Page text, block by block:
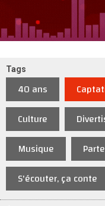
Tags
40 ans
Culture
Musique
S'écouter, ça conte